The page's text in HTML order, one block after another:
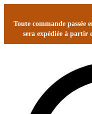
Toute commande passée
sera expédiée à partir